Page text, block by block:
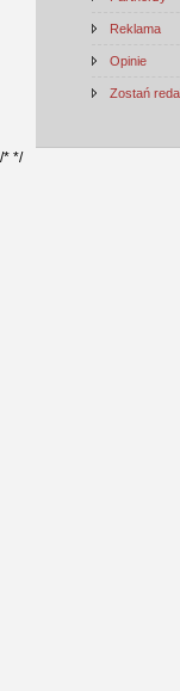
Reklama
Opinie
Zostań
/* */